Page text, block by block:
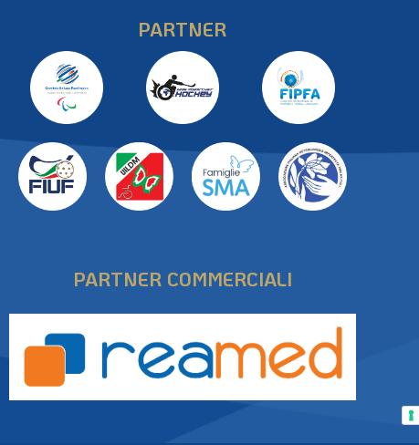
PARTNER
PARTNER COMMERCIALI